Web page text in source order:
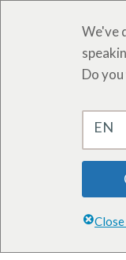
We've
Do
EN